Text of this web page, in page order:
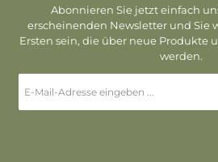
Abonnieren Sie jetzt einfach
erscheinenden Newsletter und Sie
Ersten sein, die über neue Produkte
werden.
Mail-
Adresse